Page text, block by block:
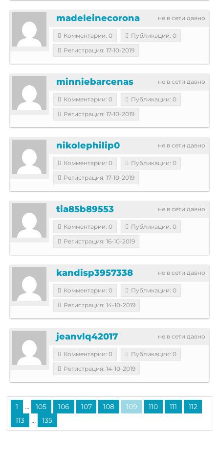
не в сети давно
madeleinecorona
Комментарии: 0
Публикации: 0
Регистрация: 17-10-2019
не в сети давно
minniebarcenas
Комментарии: 0
Публикации: 0
Регистрация: 17-10-2019
не в сети давно
nikolephilip0
Комментарии: 0
Публикации: 0
Регистрация: 17-10-2019
не в сети давно
tia85b89553
Комментарии: 0
Публикации: 0
Регистрация: 16-10-2019
не в сети давно
kandisp3957338
Комментарии: 0
Публикации: 0
Регистрация: 14-10-2019
не в сети давно
jeanvlq42017
Комментарии: 0
Публикации: 0
Регистрация: 14-10-2019
1 ... 105 106 107 108 109 110 111
112
113
... 135